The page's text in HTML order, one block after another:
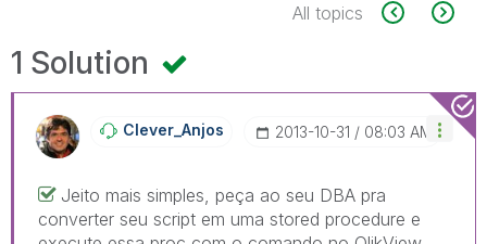
All topics
1 Solution
Clever_Anjos ‎2013-10-31 08:03 AM
Jeito mais simples, peça ao seu DBA pra
converter seu script em uma stored procedure e